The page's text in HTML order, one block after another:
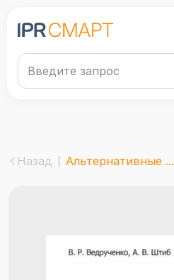
Назад Альтернативные ...